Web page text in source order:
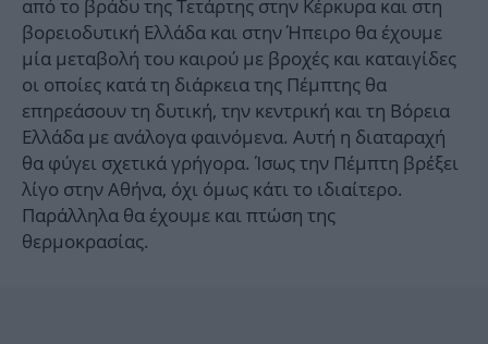
από το βράδυ της Τετάρτης στην Κέρκυρα και στη
βορειοδυτική Ελλάδα και στην Ήπειρο θα έχουμε
μία μεταβολή του καιρού με βροχές και καταιγίδες
οι οποίες κατά τη διάρκεια της Πέμπτης θα
επηρεάσουν τη δυτική, την κεντρική και τη Βόρεια
Ελλάδα με ανάλογα φαινόμενα. Αυτή η διαταραχή
θα φύγει σχετικά γρήγορα. Ίσως την Πέμπτη βρέξει
λίγο στην Αθήνα, όχι όμως κάτι το ιδιαίτερο.
Παράλληλα θα έχουμε και πτώση της
θερμοκρασίας.